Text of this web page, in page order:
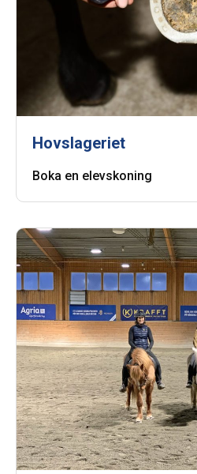
Hovslageriet
Boka en elevskoning